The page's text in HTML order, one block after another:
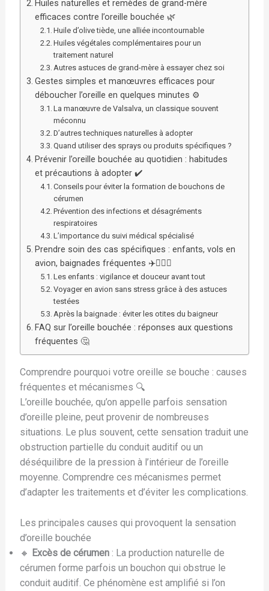
Huiles naturelles et remèdes de grand-mère
efficaces contre l’oreille bouchée 🌿
Huile d’olive tiède, une alliée incontournable
Huiles végétales complémentaires pour un
traitement naturel
Autres astuces de grand-mère à essayer chez soi
Gestes simples et manœuvres efficaces pour
déboucher l’oreille en quelques minutes ⚙️
La manœuvre de Valsalva, un classique souvent
méconnu
D’autres techniques naturelles à adopter
Quand utiliser des sprays ou produits spécifiques ?
Prévenir l’oreille bouchée au quotidien : habitudes
et précautions à adopter ✔️
Conseils pour éviter la formation de bouchons de
cérumen
Prévention des infections et désagréments
respiratoires
L’importance du suivi médical spécialisé
Prendre soin des cas spécifiques : enfants, vols en
avion, baignades fréquentes ✈️🏊‍♂️👶
Les enfants : vigilance et douceur avant tout
Voyager en avion sans stress grâce à des astuces
testées
Après la baignade : éviter les otites du baigneur
FAQ sur l’oreille bouchée : réponses aux questions
fréquentes 🤔
Comprendre pourquoi votre oreille se bouche : causes
fréquentes et mécanismes 🔍
L’oreille bouchée, qu’on appelle parfois sensation
d’oreille pleine, peut provenir de nombreuses
situations. Le plus souvent, cette sensation traduit une
obstruction partielle du conduit auditif ou un
déséquilibre de la pression à l’intérieur de l’oreille
moyenne. Comprendre ces mécanismes permet
d’adapter les traitements et d’éviter les complications.
Les principales causes qui provoquent la sensation
d’oreille bouchée
🔸 Excès de cérumen: La production naturelle de
cérumen forme parfois un bouchon qui obstrue le
conduit auditif. Ce phénomène est amplifié si l’on